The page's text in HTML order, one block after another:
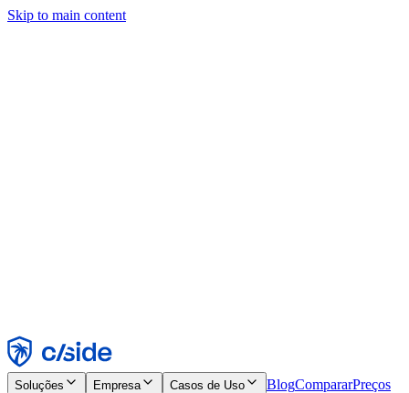
Skip to main content
Rejeitar
Soluções Empresa Casos de Uso BlogCompararPreços